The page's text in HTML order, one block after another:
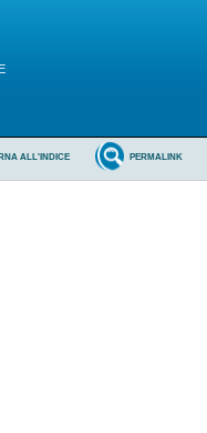
PERMALINK
ALL'INDICE